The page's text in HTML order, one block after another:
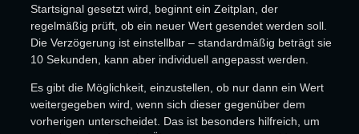
Startsignal gesetzt wird, beginnt ein Zeitplan, der
regelmäßig prüft, ob ein neuer Wert gesendet werden soll.
Die Verzögerung ist einstellbar – standardmäßig beträgt sie
10 Sekunden, kann aber individuell angepasst werden.
Es gibt die Möglichkeit, einzustellen, ob nur dann ein Wert
weitergegeben wird, wenn sich dieser gegenüber dem
vorherigen unterscheidet. Das ist besonders hilfreich, um